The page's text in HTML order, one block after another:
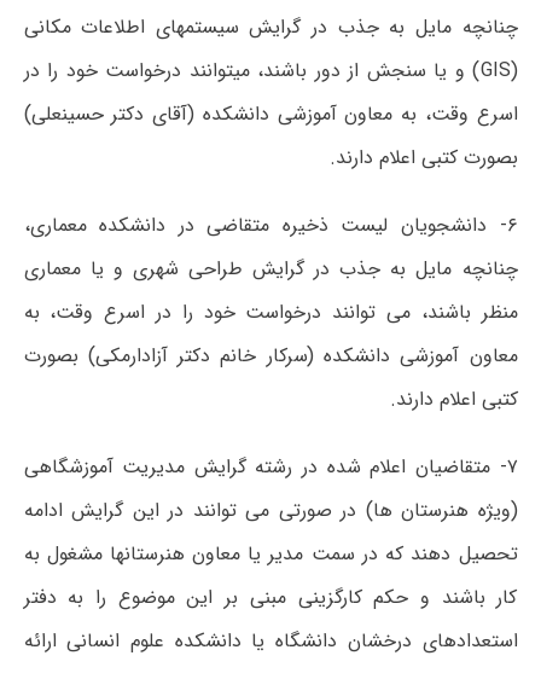
چنانچه مایل به جذب در گرایش سیستمهای اطلاعات مکانی
(GIS) و یا سنجش از دور باشند، میتوانند درخواست خود را در
اسرع وقت، به معاون آموزشی دانشکده (آقای دکتر حسینعلی)
بصورت کتبی اعلام دارند.
۶- دانشجویان لیست ذخیره متقاضی در دانشکده معماری،
چنانچه مایل به جذب در گرایش طراحی شهری و یا معماری
منظر باشند، می توانند درخواست خود را در اسرع وقت، به
معاون آموزشی دانشکده (سرکار خانم دکتر آزادارمکی) بصورت
کتبی اعلام دارند.
۷- متقاضیان اعلام شده در رشته گرایش مدیریت آموزشگاهی
(ویژه هنرستان ها) در صورتی می توانند در این گرایش ادامه
تحصیل دهند که در سمت مدیر یا معاون هنرستانها مشغول به
کار باشند و حکم کارگزینی مبنی بر این موضوع را به دفتر
استعدادهای درخشان دانشگاه یا دانشکده علوم انسانی ارائه